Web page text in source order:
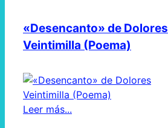
«Desencanto» de Dolores
Veintimilla (Poema)
Leer más...